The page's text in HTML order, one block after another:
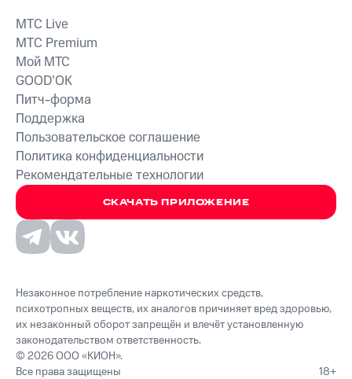
СКАЧАТЬ ПРИЛОЖЕНИЕ
MTС Live
MTС Premium
Мой МТС
GOOD’OK
Питч-форма
Поддержка
Пользовательское соглашение
Политика конфиденциальности
Рекомендательные технологии
Незаконное потребление наркотических средств,
психотропных веществ, их аналогов причиняет вред здоровью,
их незаконный оборот запрещён и влечёт установленную
законодательством ответственность.
© 2026 ООО «КИОН».
Все права защищены
18+